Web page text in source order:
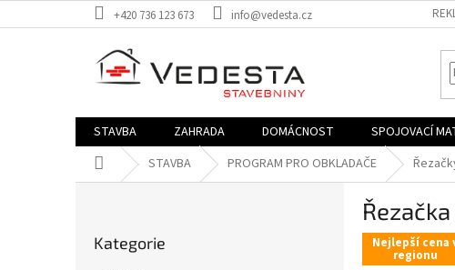
na
+420 736 123 673 info@vedesta.cz
STAVBA ZAHRADA DOMÁCNOST SPOJOVACÍ
Domů STAVBA PROGRAM PRO OBKLADAČE
kategorie
Kategorie Nejlepší cena
regionu